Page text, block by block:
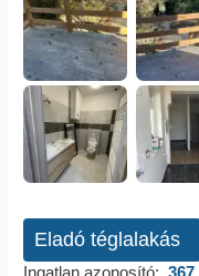
Eladó téglalakás